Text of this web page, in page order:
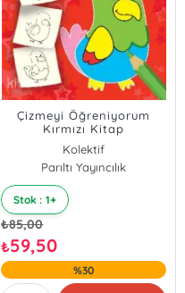
Çizmeyi Öğreniyorum
Kırmızı Kitap
Kolektif
Parıltı Yayıncılık
Stok : 1+
₺85,00
₺59,50
%30